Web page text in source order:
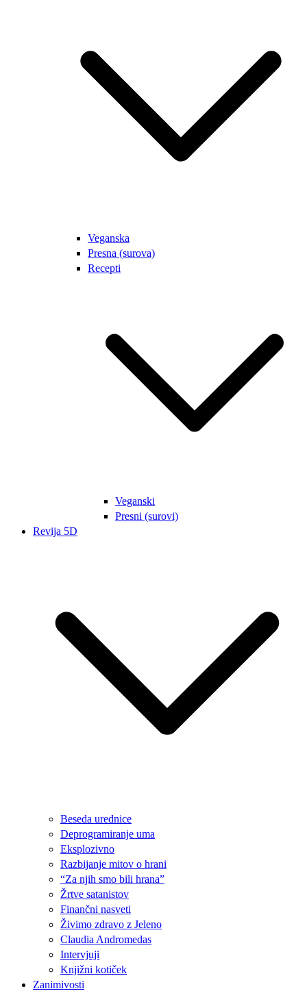
Veganska
Presna (surova)
Recepti
Veganski
Presni (surovi)
Revija 5D
Beseda urednice
Deprogramiranje uma
Eksplozivno
Razbijanje mitov o hrani
“Za njih smo bili hrana”
Žrtve satanistov
Finančni nasveti
Živimo zdravo z Jeleno
Claudia Andromedas
Intervjuji
Knjižni kotiček
Zanimivosti